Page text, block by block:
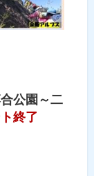
公園～二
終了